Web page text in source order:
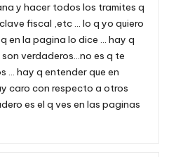
y hacer todos los tramites q
fiscal ,etc … lo q yo quiero
en la pagina lo dice … hay q
verdaderos…no es q te
… hay q entender que en
caro con respecto a otros
es el q ves en las paginas